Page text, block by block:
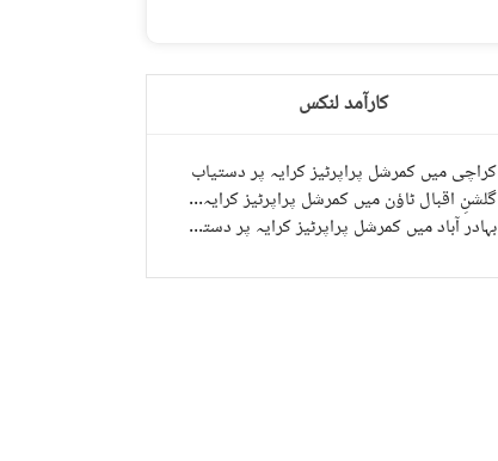
کارآمد لنکس
کراچی میں کمرشل پراپرٹیز کرایہ پر دستیاب
گلشنِ اقبال ٹاؤن میں کمرشل پراپرٹیز کرایہ پر دستیاب
بہادر آباد میں کمرشل پراپرٹیز کرایہ پر دستیاب